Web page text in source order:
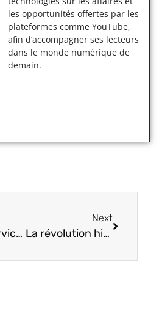
les opportunités offertes par les
plateformes comme YouTube,
afin d’accompagner ses lecteurs
dans le monde numérique de
demain.
Boston it services : optimisation technologique surprenante pour entreprises
Next
La révolution high-tech d’amiral Ackbar : stratégie surprenante pour innover